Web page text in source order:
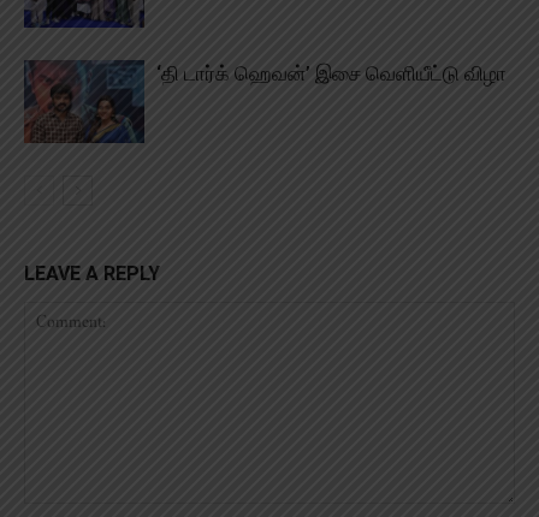
‘தி டார்க் ஹெவன்’ இசை வெளியீட்டு விழா
LEAVE A REPLY